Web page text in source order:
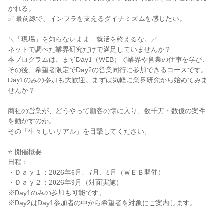
かれる。
✅ 最前線で、インフラを支えるダイナミズムを感じたい。
＼「現場」を知らないまま、就活を終えるな。／
ネットで調べた業界研究だけで満足していませんか？
本プログラムは、まずDay1（WEB）で業界や営業の仕事を学び、
その後、希望者限定でDay2の営業同行に参加できるコースです。
Day1のみの参加も大歓迎。まずは気軽に業界研究から始めてみま
せんか？
商社の営業が、どうやって顧客の懐に入り、数千万・数億の案件
を動かすのか。
その「生々しいリアル」を目撃してください。
⭐ 開催概要
日程：
・Ｄａｙ１：2026年6月、7月、8月（ＷＥＢ開催）
・Ｄａｙ２：2026年9月（対面実施）
※Day1のみの参加も可能です。
※Day2はDay1参加者の中から希望者を対象にご案内します。